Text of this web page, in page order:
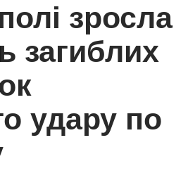
зросла
загиблих
удару по